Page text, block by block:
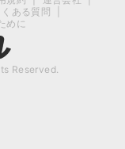
くある質問
めに
Reserved.